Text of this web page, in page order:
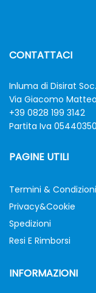
CONTATTACI
Inluma di Disirat
Via Giacomo
+39 0828 199 3142
Partita Iva
PAGINE UTILI
Termini & Condizioni
Privacy&Cookie
Spedizioni
Resi E Rimborsi
INFORMAZIONI